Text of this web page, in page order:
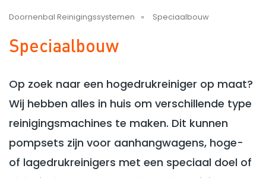
Doornenbal Reinigingssystemen Speciaalbouw
Speciaalbouw
Op zoek naar een hogedrukreiniger op maat?
Wij hebben alles in huis om verschillende type
reinigingsmachines te maken. Dit kunnen
pompsets zijn voor aanhangwagens, hoge-
of lagedrukreinigers met een speciaal doel of